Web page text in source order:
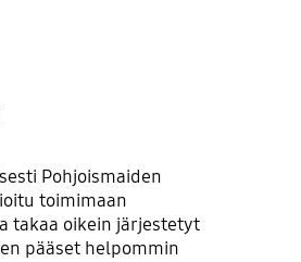
Pohjoismaiden
toimimaan
takaa oikein järjestetyt
pääset helpommin